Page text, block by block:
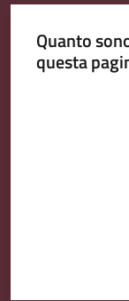
Servizi
Quanto
questa